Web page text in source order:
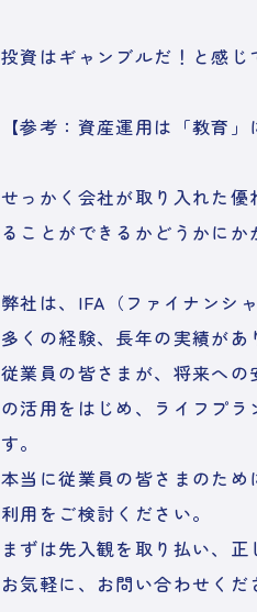
投資はギャンブルだ！と感じ
【参考：資産運用は「教育
せっかく会社が取り入れた
ることができるかどうかにか
弊社は、IFA（ファイナンシ
多くの経験、長年の実績があ
従業員の皆さまが、将来へ
の活用をはじめ、ライフプ
す。
本当に従業員の皆さまのた
利用をご検討ください。
まずは先入観を取り払い、
お気軽に、お問い合わせくだ